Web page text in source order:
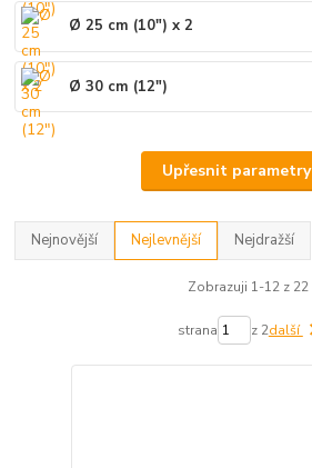
Ø 25 cm (10") x 2
Ø 30 cm (12")
Upřesnit parametry
Nejnovější Nejlevnější Nejdražší
Zobrazuji 1-12 z 22
strana z 2další